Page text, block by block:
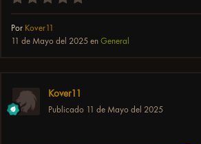
Por Kover11
11 de Mayo del 2025 en General
Kover11
Publicado 11 de Mayo del 2025